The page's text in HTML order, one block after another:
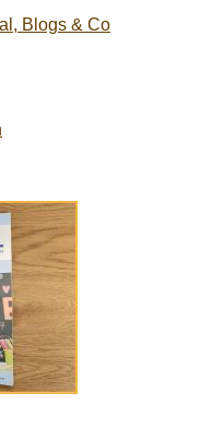
Blogs & Co